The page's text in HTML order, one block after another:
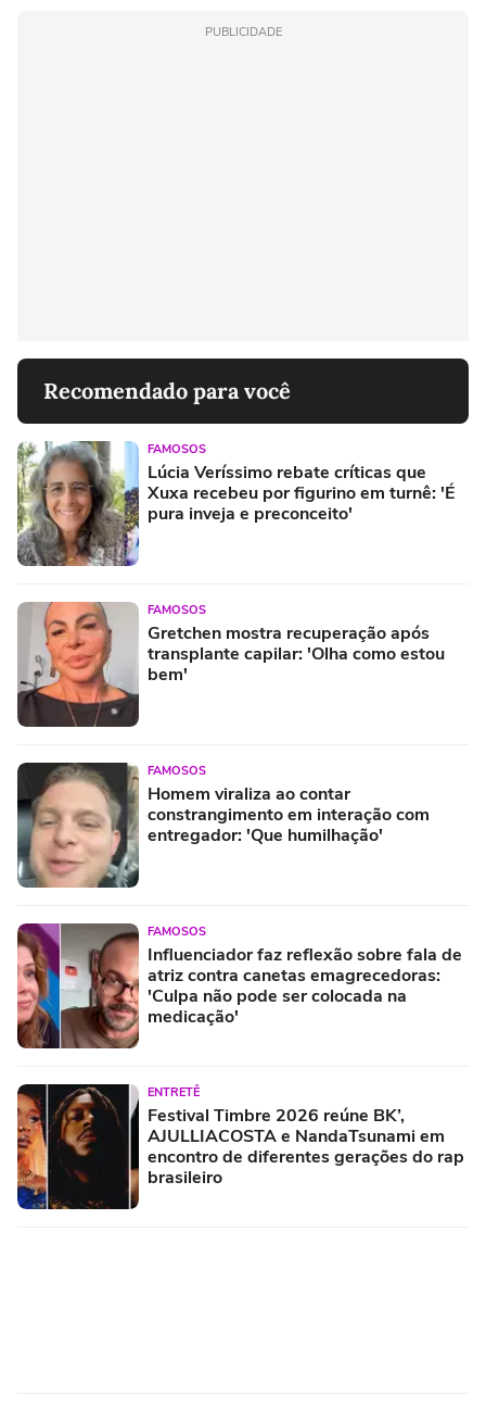
PUBLICIDADE
Recomendado para você
FAMOSOS
Lúcia Veríssimo rebate críticas que
Xuxa recebeu por figurino em turnê: 'É
pura inveja e preconceito'
FAMOSOS
Gretchen mostra recuperação após
transplante capilar: 'Olha como estou
bem'
FAMOSOS
Homem viraliza ao contar
constrangimento em interação com
entregador: 'Que humilhação'
FAMOSOS
Influenciador faz reflexão sobre fala de
atriz contra canetas emagrecedoras:
'Culpa não pode ser colocada na
medicação'
ENTRETÊ
Festival Timbre 2026 reúne BK’,
AJULLIACOSTA e NandaTsunami em
encontro de diferentes gerações do rap
brasileiro